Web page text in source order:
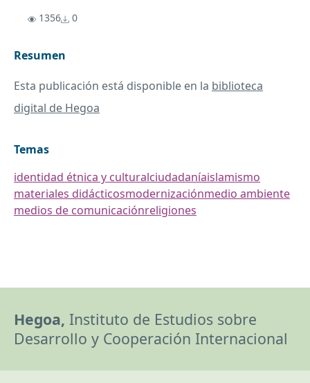
1356
0
Resumen
Esta publicación está disponible en la biblioteca
digital de Hegoa
Temas
identidad étnica y culturalciudadaníaislamismo
materiales didácticosmodernizaciónmedio ambiente
medios de comunicaciónreligiones
Hegoa, Instituto de Estudios sobre
Desarrollo y Cooperación Internacional